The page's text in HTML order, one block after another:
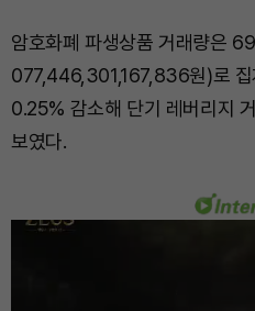
암호화폐 파생상품 거래량은
077,446,301,167,836원)로 집
0.25% 감소해 단기 레버리지
보였다.